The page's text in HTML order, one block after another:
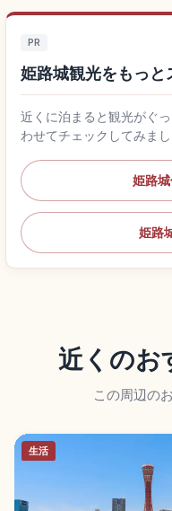
PR
姫路城観光をもっと
近くに泊まると観光がぐ
わせてチェックしてみまし
姫路
姫路
近くのお
この周辺の
生活